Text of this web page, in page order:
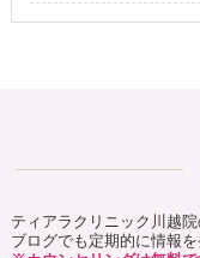
ティアラクリニック川越
ブログでも定期的に情報